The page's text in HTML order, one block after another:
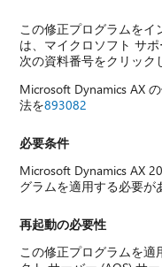
この修正プログラムを
は、マイクロソフト サ
次の資料番号をクリック
Microsoft Dynamics AX
法を893082
必要条件
Microsoft Dynamics AX
グラムを適用する必要が
再起動の必要性
この修正プログラムを適